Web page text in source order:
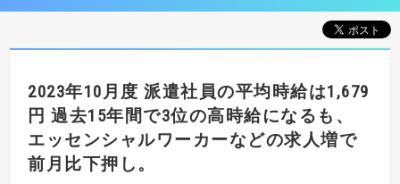
2023年10月度 派遣社員の平均時給は1,679
円過去15年間で3位の高時給になるも、
エッセンシャルワーカーなどの求人増で
前月比下押し。